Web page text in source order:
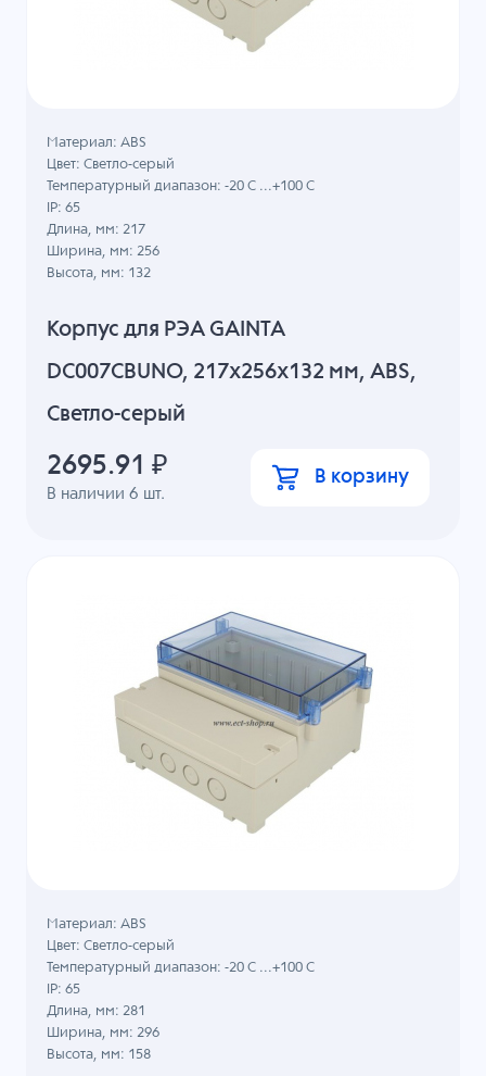
Корпус для РЭА GAINTA
DC007CBUNO, 217x256x132 мм, ABS,
Светло-серый
В наличии6 шт.
Материал: ABS
Цвет: Светло-серый
Температурный диапазон: -20 C ...+100 C
IP: 65
Длина, мм: 217
Ширина, мм: 256
Высота, мм: 132
2695.91 ₽ В корзину
Материал: ABS
Цвет: Светло-серый
Температурный диапазон: -20 C ...+100 C
IP: 65
Длина, мм: 281
Ширина, мм: 296
Высота, мм: 158